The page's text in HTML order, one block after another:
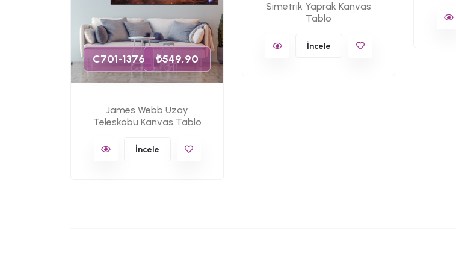
C701-1376 ₺549,90
James Webb Uzay
Teleskobu Kanvas Tablo
İncele
Simetrik Yaprak Kanvas
Tablo
İncele